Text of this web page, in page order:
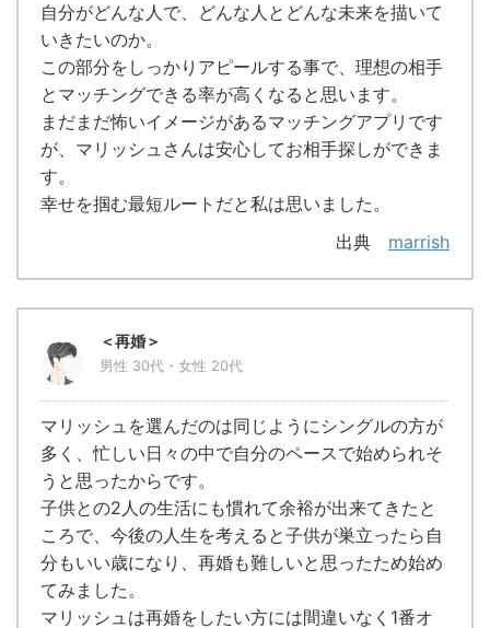
自分がどんな人で、どんな人とどんな未来を描いて
いきたいのか。
この部分をしっかりアピールする事で、理想の相手
とマッチングできる率が高くなると思います。
まだまだ怖いイメージがあるマッチングアプリです
が、マリッシュさんは安心してお相手探しができま
す。
幸せを掴む最短ルートだと私は思いました。
出典 marrish
＜再婚＞
男性 30代・女性 20代
マリッシュを選んだのは同じようにシングルの方が
多く、忙しい日々の中で自分のペースで始められそ
うと思ったからです。
子供との2人の生活にも慣れて余裕が出来てきたと
ころで、今後の人生を考えると子供が巣立ったら自
分もいい歳になり、再婚も難しいと思ったため始め
てみました。
マリッシュは再婚をしたい方には間違いなく1番オ